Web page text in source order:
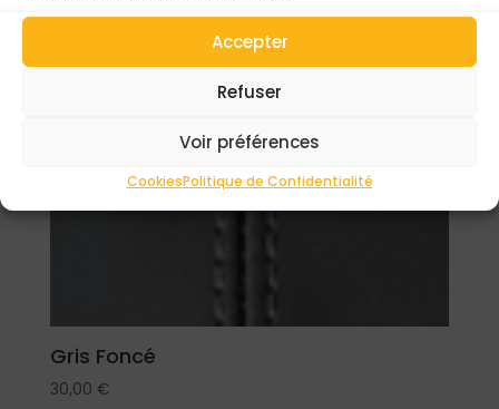
Accepter
Refuser
Voir préférences
CookiesPolitique de Confidentialité
Gris Foncé
30,00 €